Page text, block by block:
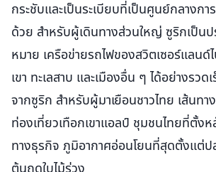
กระชับและเป็นระเบียบที่เป็นศูนย์กลางกา
ด้วย สำหรับผู้เดินทางส่วนใหญ่ ซูริกเป็น
หมาย เครือข่ายรถไฟของสวิตเซอร์แลน
เขา ทะเลสาบ และเมืองอื่น ๆ ได้อย่างรวด
จากซูริก สำหรับผู้มาเยือนชาวไทย เส้นทา
ท่องเที่ยวเทือกเขาแอลป์ ชุมชนไทยที่ตั้งห
ทางธุรกิจ ภูมิอากาศอ่อนโยนที่สุดตั้งแต่ป
ต้นฤดูใบไม้ร่วง